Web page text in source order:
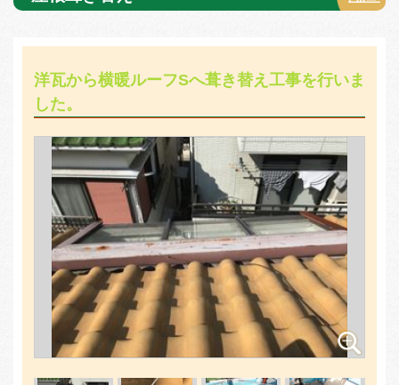
洋瓦から横暖ルーフSへ葺き替え工事を行いま
した。